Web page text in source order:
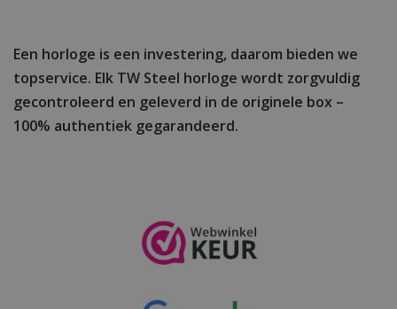
Een horloge is een investering, daarom bieden we
topservice. Elk TW Steel horloge wordt zorgvuldig
gecontroleerd en geleverd in de originele box –
100% authentiek gegarandeerd.